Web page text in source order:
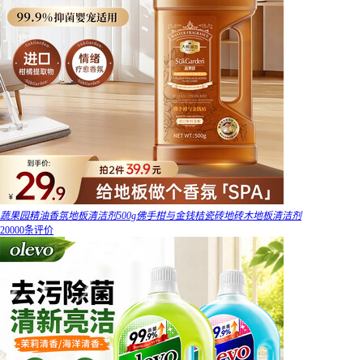
蔬果园精油香氛地板清洁剂500g佛手柑与金钱桔瓷砖地砖木地板清洁剂
20000条评价